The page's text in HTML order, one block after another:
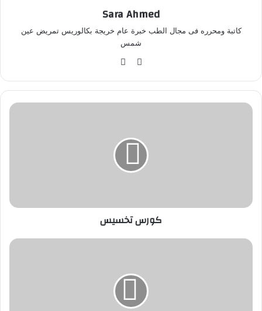
Sara Ahmed
كاتبة ومحرره فى مجال الطب خبرة عام خريجة بكالوريس تمريض عين
شمس
موق
الوي
ب
وك
ك
س
كورس تخسيس
ن